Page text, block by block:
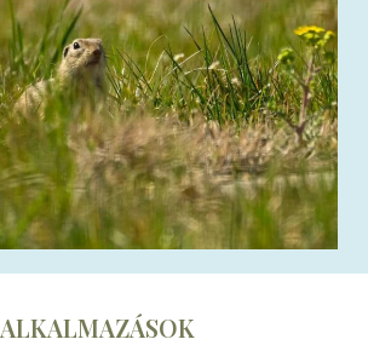
ALKALMAZÁSOK